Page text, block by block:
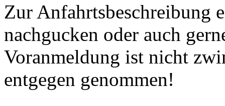
Zur Anfahrtsbeschreibung
nachgucken oder auch
Voranmeldung ist nicht
entgegen genommen!